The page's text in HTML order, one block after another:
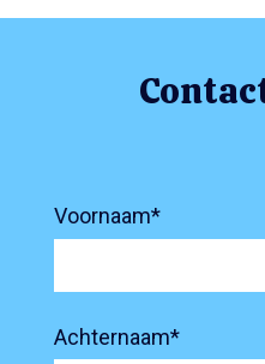
Voornaam*
Achternaam*